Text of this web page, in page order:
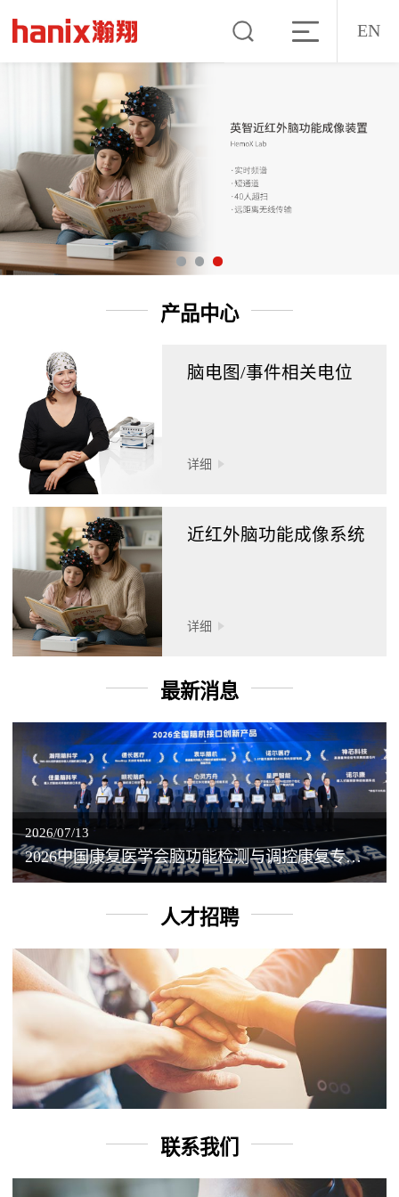
EN
产品中心
脑电图/事件相关电位
详细
近红外脑功能成像系统
详细
最新消息
2026/07/13
2026中国康复医学会脑功能检测与调控康复专业委员会学术年会丨脑客中国：脑机接口——EEG驱动TMS闭环调控工作坊
人才招聘
联系我们